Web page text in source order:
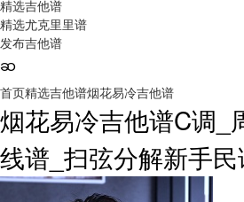
精选吉他谱
精选尤克里里谱
发布吉他谱
首页精选吉他谱烟花易冷吉他谱
烟花易冷吉他谱C调_
线谱_扫弦分解新手民